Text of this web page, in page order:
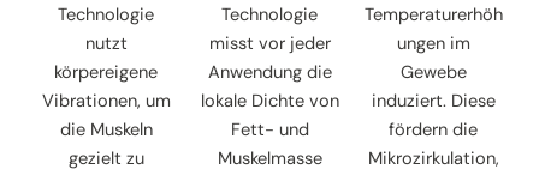
Technologie
nutzt
körpereigene
Vibrationen, um
die Muskeln
gezielt zu
Technologie
misst vor jeder
Anwendung die
lokale Dichte von
Fett- und
Muskelmasse
Temperaturerhöh
ungen im
Gewebe
induziert. Diese
fördern die
Mikrozirkulation,